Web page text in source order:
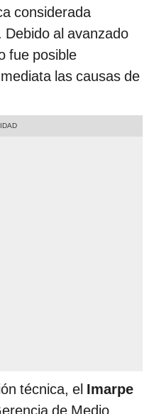
considerada
al avanzado
fue posible
las causas de
técnica, el Imarpe
de Medio